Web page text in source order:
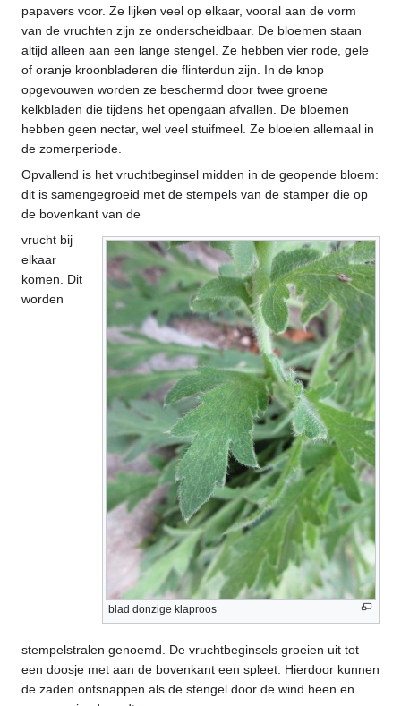
papavers voor. Ze lijken veel op elkaar, vooral aan de vorm
van de vruchten zijn ze onderscheidbaar. De bloemen staan
altijd alleen aan een lange stengel. Ze hebben vier rode, gele
of oranje kroonbladeren die flinterdun zijn. In de knop
opgevouwen worden ze beschermd door twee groene
kelkbladen die tijdens het opengaan afvallen. De bloemen
hebben geen nectar, wel veel stuifmeel. Ze bloeien allemaal in
de zomerperiode.
Opvallend is het vruchtbeginsel midden in de geopende bloem:
dit is samengegroeid met de stempels van de stamper die op
de bovenkant van de
blad donzige klaproos
vrucht bij
elkaar
komen. Dit
worden
stempelstralen genoemd. De vruchtbeginsels groeien uit tot
een doosje met aan de bovenkant een spleet. Hierdoor kunnen
de zaden ontsnappen als de stengel door de wind heen en